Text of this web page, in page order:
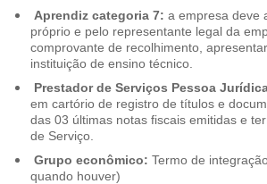
Aprendiz categoria 7: a empresa deve
próprio e pelo representante legal da
comprovante de recolhimento,
instituição de ensino técnico.
Prestador de Serviços Pessoa
em cartório de registro de títulos e
das 03 últimas notas fiscais emitidas e
de Serviço.
Grupo econômico: Termo de
quando houver)